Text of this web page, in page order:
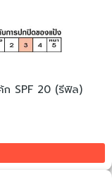
ก SPF 20 (รีฟิล)